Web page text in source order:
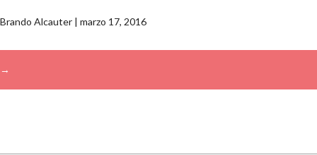
Brando Alcauter | marzo 17, 2016
→